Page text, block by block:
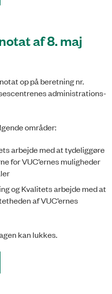
af 8. maj
op på beretning nr.
administrations-
områder:
arbejde med at tydeliggøre
for VUC’ernes muligheder
og Kvalitets arbejde med at
af VUC’ernes
kan lukkes.